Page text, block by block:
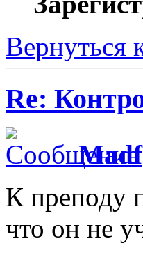
Вернуться
Re:
Madf
К преподу
что он не